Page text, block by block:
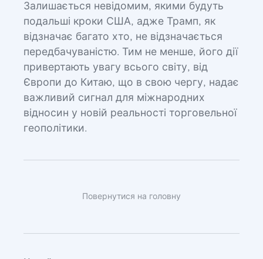
Залишається невідомим, якими будуть
подальші кроки США, адже Трамп, як
відзначає багато хто, не відзначається
передбачуваністю. Тим не менше, його дії
привертають увагу всього світу, від
Європи до Китаю, що в свою чергу, надає
важливий сигнал для міжнародних
відносин у новій реальності торговельної
геополітики.
Повернутися на головну